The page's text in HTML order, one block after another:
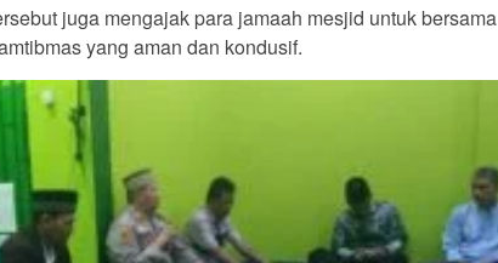
juga mengajak para jamaah mesjid untuk bersama
yang aman dan kondusif.